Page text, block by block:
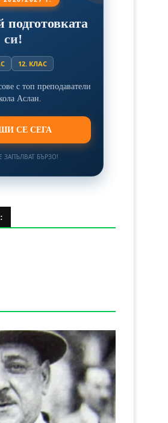
подготовката
си!
12. КЛАС
с топ преподаватели
Аслан.
СЕ СЕГА
ЗАПЪЛВАТ БЪРЗО!